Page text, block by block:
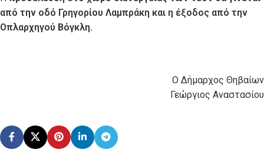
από την οδό Γρηγορίου Λαμπράκη και η έξοδος από την
Οπλαρχηγού Βόγκλη.
Ο Δήμαρχος Θηβαίων
Γεώργιος Αναστασίου